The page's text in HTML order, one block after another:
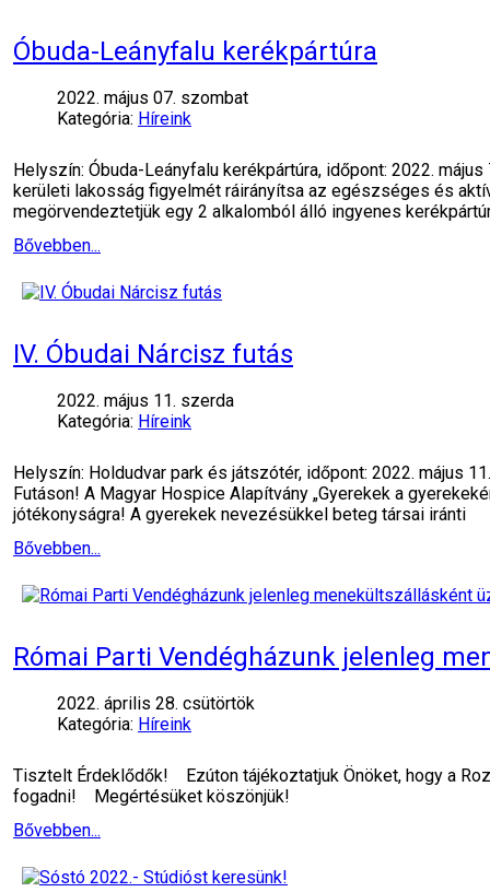
Óbuda-Leányfalu kerékpártúra
2022. május 07. szombat
Kategória: Híreink
Helyszín: Óbuda-Leányfalu kerékpártúra, időpont: 2022.
kerületi lakosság figyelmét ráirányítsa az egészséges és
megörvendeztetjük egy 2 alkalomból álló ingyenes
Bővebben...
IV. Óbudai Nárcisz futás
2022. május 11. szerda
Kategória: Híreink
Helyszín: Holdudvar park és játszótér, időpont: 2022. május
Futáson! A Magyar Hospice Alapítvány „Gyerekek a
jótékonyságra! A gyerekek nevezésükkel beteg társai iránti
Bővebben...
Római Parti Vendégházunk jelenleg
2022. április 28. csütörtök
Kategória: Híreink
Tisztelt Érdeklődők! Ezúton tájékoztatjuk Önöket, hogy a
fogadni! Megértésüket köszönjük!
Bővebben...